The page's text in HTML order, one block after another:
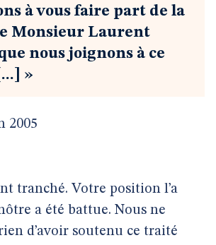
à vous faire part de la
Monsieur Laurent
nous joignons à ce
»
2005
tranché. Votre position l’a
a été battue. Nous ne
d’avoir soutenu ce traité